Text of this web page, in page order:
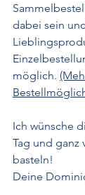
dabei sein
möglich.
Ich wünsche
Tag und ganz
basteln!
Deine